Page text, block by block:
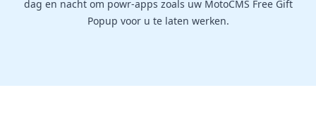
dag en nacht om powr-apps zoals uw MotoCMS Free Gift
Popup voor u te laten werken.